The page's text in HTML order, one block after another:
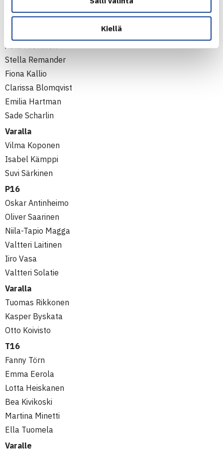
Kiellä
Axel Eriksson
Asta Miettinen
Stella Remander
Fiona Kallio
Clarissa Blomqvist
Emilia Hartman
Sade Scharlin
Varalla
Vilma Koponen
Isabel Kämppi
Suvi Särkinen
P16
Oskar Antinheimo
Oliver Saarinen
Niila-Tapio Magga
Valtteri Laitinen
Iiro Vasa
Valtteri Solatie
Varalla
Tuomas Rikkonen
Kasper Byskata
Otto Koivisto
T16
Fanny Törn
Emma Eerola
Lotta Heiskanen
Bea Kivikoski
Martina Minetti
Ella Tuomela
Varalle